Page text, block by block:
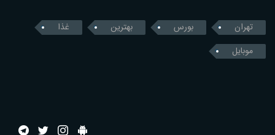
تهران بورس بهترین
غذا
موبایل